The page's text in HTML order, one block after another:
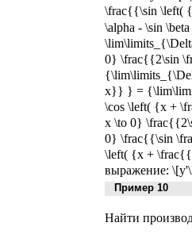
\frac{{\sin \left(
\alpha - \sin
0} \frac{{2\sin
x}} } =
\cos \left( {x +
x \to 0}
0} \frac{{\sin
\left( {x +
выражение:
Пример 10
Найти